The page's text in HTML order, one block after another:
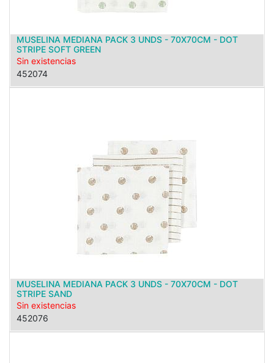
MUSELINA MEDIANA PACK 3 UNDS - 70X70CM - DOT
STRIPE SOFT GREEN
Sin existencias
452074
MUSELINA MEDIANA PACK 3 UNDS - 70X70CM - DOT
STRIPE SAND
Sin existencias
452076